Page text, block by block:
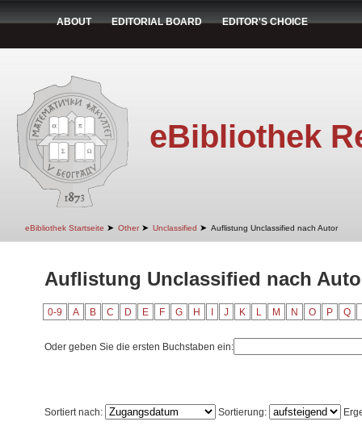
ABOUT EDITORIAL BOARD EDITOR'S CHOICE
eBibliothek
eBibliothek Startseite ➤ Other ➤ Unclassified ➤ Auflistung Unclassified nach Autor
Auflistung Unclassified nach
0-9 A B C D E F G H J K L M N O P Q
Oder geben Sie die ersten Buchstaben ein:
Sortiert nach: Sortierung: